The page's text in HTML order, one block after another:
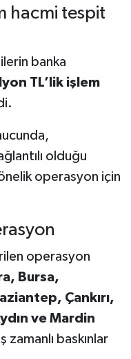
hacmi tespit
banka
TL’lik işlem
olduğu
operasyon için
operasyon
Bursa,
Çankırı,
ve Mardin
baskınlar